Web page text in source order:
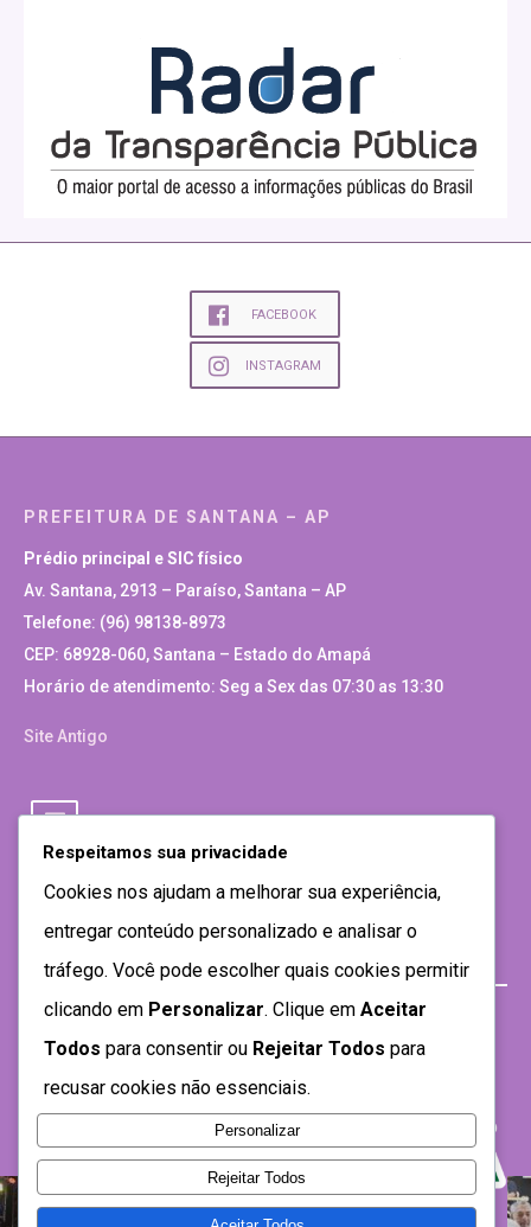
FACEBOOK
INSTAGRAM
PREFEITURA DE SANTANA – AP
Prédio principal e SIC físico
Av. Santana, 2913 – Paraíso, Santana – AP
Telefone: (96) 98138-8973
CEP: 68928-060, Santana – Estado do Amapá
Horário de atendimento: Seg a Sex das 07:30 as 13:30
Site Antigo
Respeitamos sua privacidade
Cookies nos ajudam a melhorar sua experiência,
entregar conteúdo personalizado e analisar o
tráfego. Você pode escolher quais cookies permitir
clicando em Personalizar. Clique em Aceitar
Todos para consentir ou Rejeitar Todos para
recusar cookies não essenciais.
Personalizar
Rejeitar Todos